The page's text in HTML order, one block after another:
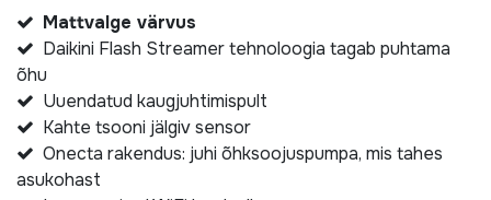
Mattvalge värvus
Daikini Flash Streamer tehnoloogia tagab puhtama
õhu
Uuendatud kaugjuhtimispult
Kahte tsooni jälgiv sensor
Onecta rakendus: juhi õhksoojuspumpa, mis tahes
asukohast